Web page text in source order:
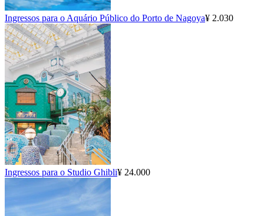
Ingressos para o Aquário Público do Porto de Nagoya¥ 2.030
Ingressos para o Studio Ghibli¥ 24.000